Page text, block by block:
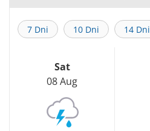
7 Dni 10 Dni 14 Dni
Sat
08 Aug